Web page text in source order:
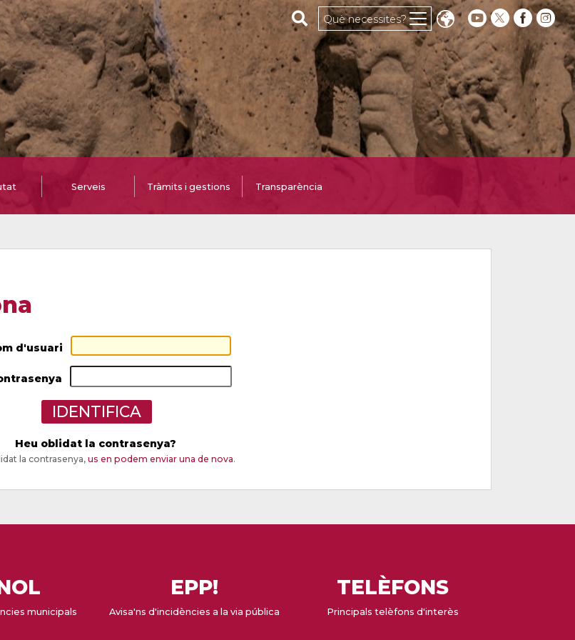
Cerca al web
Què necessites?
Serveis Tràmits i gestions Transparència
d'usuari
Heu oblidat la contrasenya?
la contrasenya, us en podem enviar una de nova.
municipals
EPP!
Avisa'ns d'incidències a la via pública
TELÈFONS
Principals telèfons d'interès